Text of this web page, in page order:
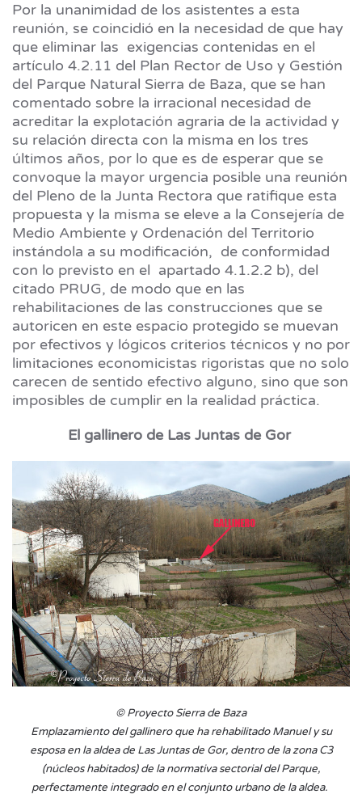
Por la unanimidad de los asistentes a esta
reunión, se coincidió en la necesidad de que hay
que eliminar las exigencias contenidas en el
artículo 4.2.11 del Plan Rector de Uso y Gestión
del Parque Natural Sierra de Baza, que se han
comentado sobre la irracional necesidad de
acreditar la explotación agraria de la actividad y
su relación directa con la misma en los tres
últimos años, por lo que es de esperar que se
convoque la mayor urgencia posible una reunión
del Pleno de la Junta Rectora que ratifique esta
propuesta y la misma se eleve a la Consejería de
Medio Ambiente y Ordenación del Territorio
instándola a su modificación, de conformidad
con lo previsto en el apartado 4.1.2.2 b), del
citado PRUG, de modo que en las
rehabilitaciones de las construcciones que se
autoricen en este espacio protegido se muevan
por efectivos y lógicos criterios técnicos y no por
limitaciones economicistas rigoristas que no solo
carecen de sentido efectivo alguno, sino que son
imposibles de cumplir en la realidad práctica.
El gallinero de Las Juntas de Gor
© Proyecto Sierra de Baza
Emplazamiento del gallinero que ha rehabilitado Manuel y su
esposa en la aldea de Las Juntas de Gor, dentro de la zona C3
(núcleos habitados) de la normativa sectorial del Parque,
perfectamente integrado en el conjunto urbano de la aldea.